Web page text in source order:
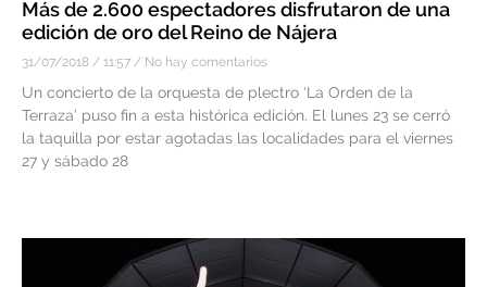
Más de 2.600 espectadores disfrutaron de una
edición de oro del Reino de Nájera
31/07/2018 11:57 No hay comentarios
Un concierto de la orquesta de plectro ‘La Orden de la
Terraza’ puso fin a esta histórica edición. El lunes 23 se cerró
la taquilla por estar agotadas las localidades para el viernes
27 y sábado 28